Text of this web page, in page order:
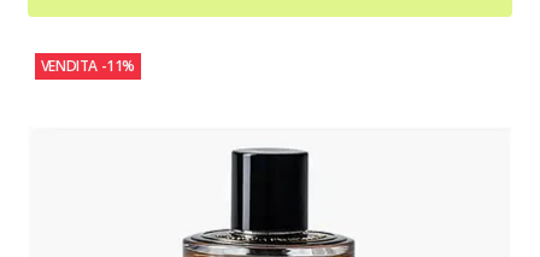
VENDITA -11%